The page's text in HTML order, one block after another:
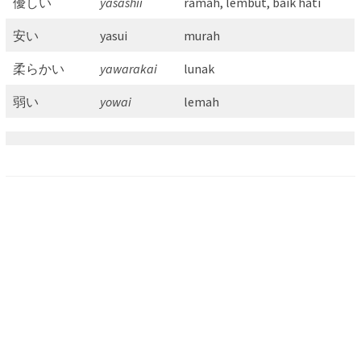
安い yasui murah
柔らかい yawarakai lunak
弱い yowai lemah